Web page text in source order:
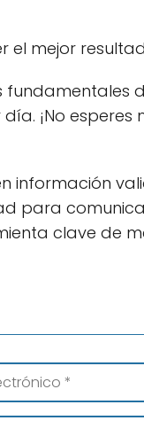
el mejor
fundamentales
¡No
información
para
clave de